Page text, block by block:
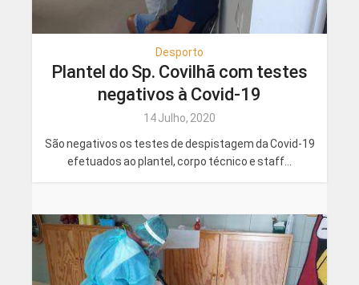
Desporto
Plantel do Sp. Covilhã com testes
negativos à Covid-19
14 Julho, 2020
São negativos os testes de despistagem da Covid-19
efetuados ao plantel, corpo técnico e staff...